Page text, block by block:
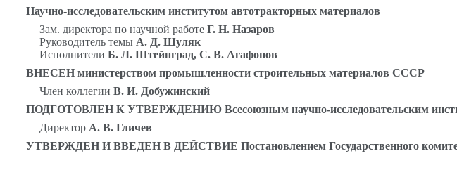
Научно-исследовательским институтом автотракторных материалов
Зам. директора по научной работе Г. Н. Назаров
Руководитель темы А. Д. Шуляк
Исполнители Б. Л. Штейнград,С. В. Агафонов
ВНЕСЕН министерством промышленностистроительных материалов СССР
Член коллегии В. И. Добужинский
ПОДГОТОВЛЕН К УТВЕРЖДЕНИЮ Всесоюзным научно-исследовательским
Директор А. В. Гличев
УТВЕРЖДЕН И ВВЕДЕН В ДЕЙСТВИЕ Постановлением Государственного